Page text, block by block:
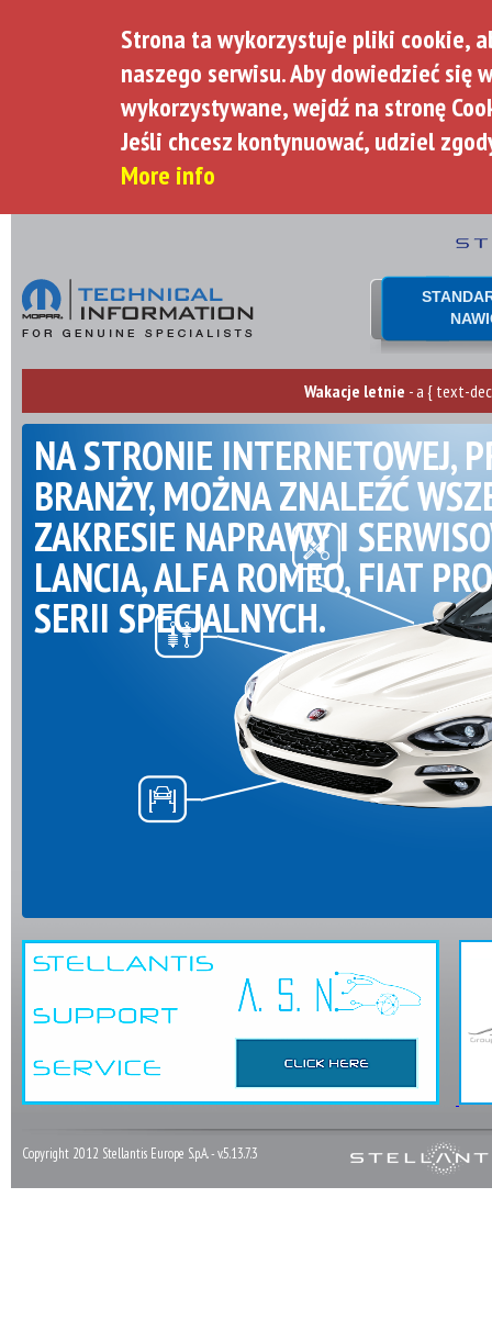
Strona ta wykorzystuje pliki cookie,
naszego serwisu. Aby dowiedzieć się
wykorzystywane, wejdź na stronę
Jeśli chcesz kontynuować, udziel
More info
Wakacje letnie - a { text-
NA STRONIE INTERNETOWEJ,
BRANŻY, MOŻNA ZNALEŹĆ
ZAKRESIE NAPRAWY I
LANCIA, ALFA ROMEO, FIAT
SERII SPECJALNYCH.
Copyright 2012 Stellantis Europe S.p.A. - v.5.13.7.3